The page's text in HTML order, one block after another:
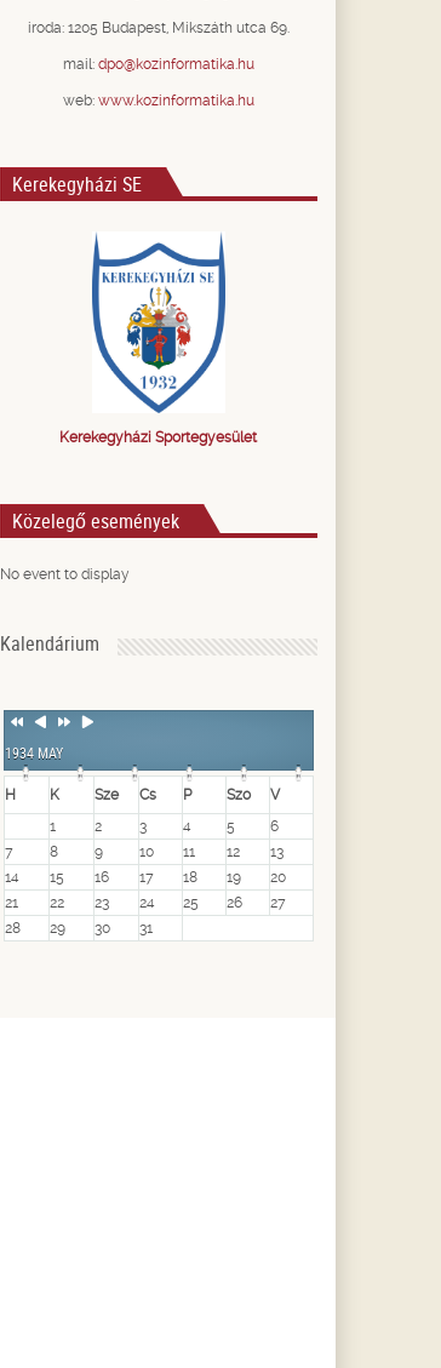
iroda: 1205 Budapest, Mikszáth utca 69.
mail: dpo@kozinformatika.hu
web: www.kozinformatika.hu
Kerekegyházi SE
Kerekegyházi Sportegyesület
Közelegő események
No event to display
Kalendárium
Previous
Previous
NextNext
1934 MAY
H K Sze Cs P Szo
V
1
2 3 4 5
6
7
8 9 10 11 12
13
14
15 16 17 18 19
20
21
22 23 24 25 26
27
28
29 30 31